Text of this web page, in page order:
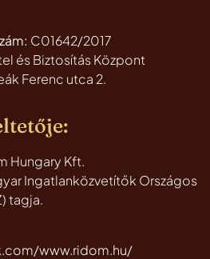
C01642/2017
és Biztosítás Központ
Ferenc utca 2.
Hungary Kft.
Ingatlanközvetítők Országos
tagja.
www.ridom.hu/